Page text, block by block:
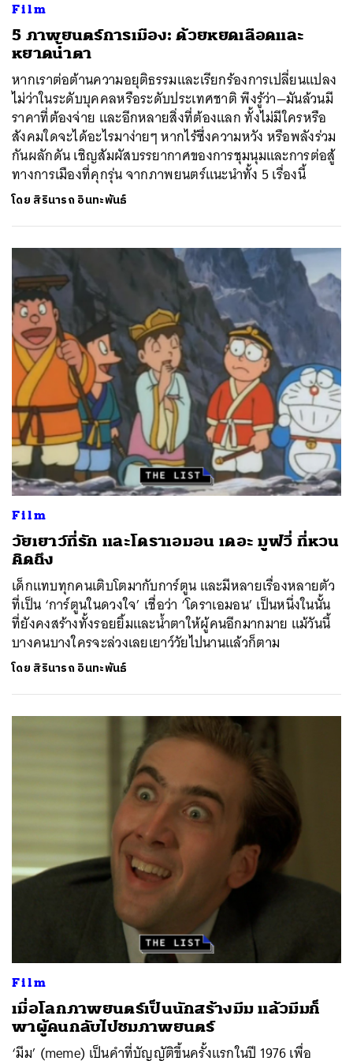
Film
5 ภาพยนตร์การเมือง: ด้วยหยดเลือดและ
หยาดน้ำตา
หากเราต่อต้านความอยุติธรรมและเรียกร้องการเปลี่ยนแปลง
ไม่ว่าในระดับบุคคลหรือระดับประเทศชาติ พึงรู้ว่า—มันล้วนมี
ราคาที่ต้องจ่าย และอีกหลายสิ่งที่ต้องแลก ทั้งไม่มีใครหรือ
สังคมใดจะได้อะไรมาง่ายๆ หากไร้ซึ่งความหวัง หรือพลังร่วม
กันผลักดัน เชิญสัมผัสบรรยากาศของการชุมนุมและการต่อสู้
ทางการเมืองที่คุกรุ่น จากภาพยนตร์แนะนำทั้ง 5 เรื่องนี้
โดย สิรินารถ อินทะพันธ์
Film
วัยเยาว์ที่รัก และโดราเอมอน เดอะ มูฟวี่ ที่หวน
คิดถึง
เด็กแทบทุกคนเติบโตมากับการ์ตูน และมีหลายเรื่องหลายตัว
ที่เป็น ‘การ์ตูนในดวงใจ’ เชื่อว่า ‘โดราเอมอน’ เป็นหนึ่งในนั้น
ที่ยังคงสร้างทั้งรอยยิ้มและน้ำตาให้ผู้คนอีกมากมาย แม้วันนี้
บางคนบางใครจะล่วงเลยเยาว์วัยไปนานแล้วก็ตาม
โดย สิรินารถ อินทะพันธ์
Film
เมื่อโลกภาพยนตร์เป็นนักสร้างมีม แล้วมีมก็
พาผู้คนกลับไปชมภาพยนตร์
‘มีม’ (meme) เป็นคำที่บัญญัติขึ้นครั้งแรกในปี 1976 เพื่อ
SHARE TWEET LINE EMAIL